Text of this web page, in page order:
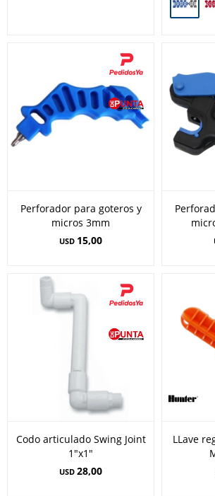
Perforador para goteros y
micros 3mm
USD 15,00
Codo articulado Swing Joint
1"x1"
USD 28,00
LLave